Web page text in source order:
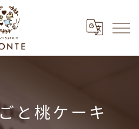
と桃ケーキ